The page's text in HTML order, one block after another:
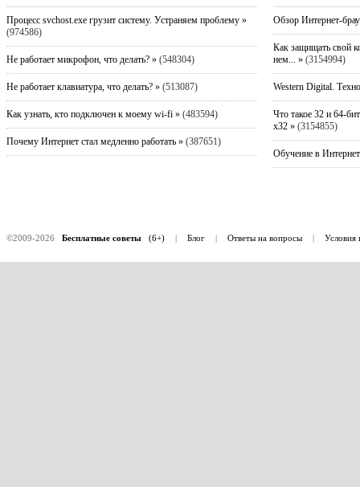
Процесс svchost.exe грузит систему. Устраняем проблему »
(974586)
Не работает микрофон, что делать? »(548304)
Не работает клавиатура, что делать? »(513087)
Как узнать, кто подключен к моему wi-fi »(483594)
Почему Интернет стал медленно работать »(387651)
Обзор Интернет-
Как защищать свой
нем... »(3154994)
Western Digital.
Что такое 32 и 64-
x32 »(3154855)
Обучение в
©2009-2026 Бесплатные советы(6+) | Блог | Ответы на вопросы | Условия